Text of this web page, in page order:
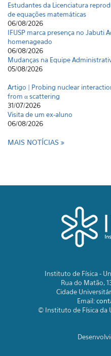
Estudantes da Licenciatura
de equações matemáticas
06/08/2026
IFUSP marca presença no Jabuti
homenageado
06/08/2026
Mudanças na Equipe
05/08/2026
Artigo | Probing nuclear
from α scattering
31/07/2026
Visita de um ex-aluno
06/08/2026
MAIS NOTÍCIAS
Instituto de Física -
Rua do Matão,
Cidade
Email:
© Instituto de Física da